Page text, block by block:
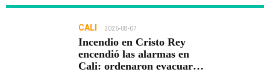
CALI 2026-08-07
Incendio en Cristo Rey
encendió las alarmas en
Cali: ordenaron evacuar